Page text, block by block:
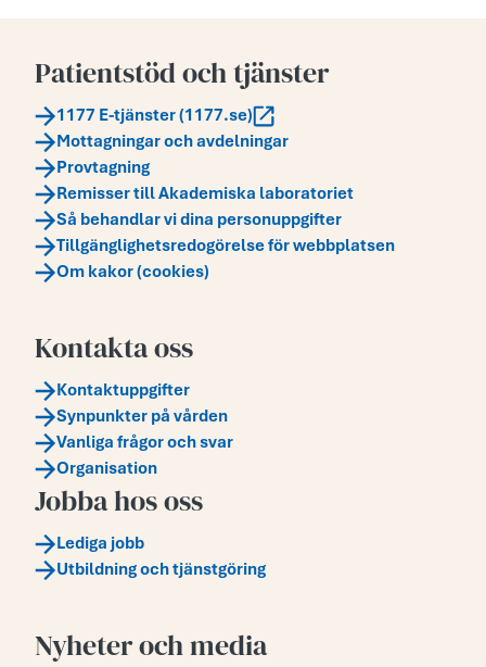
Patientstöd och tjänster
1177 E-tjänster (1177.se)
Mottagningar och avdelningar
Provtagning
Remisser till Akademiska laboratoriet
Så behandlar vi dina personuppgifter
Tillgänglighetsredogörelse för webbplatsen
Om kakor (cookies)
Kontakta oss
Kontaktuppgifter
Synpunkter på vården
Vanliga frågor och svar
Organisation
Jobba hos oss
Lediga jobb
Utbildning och tjänstgöring
Nyheter och media